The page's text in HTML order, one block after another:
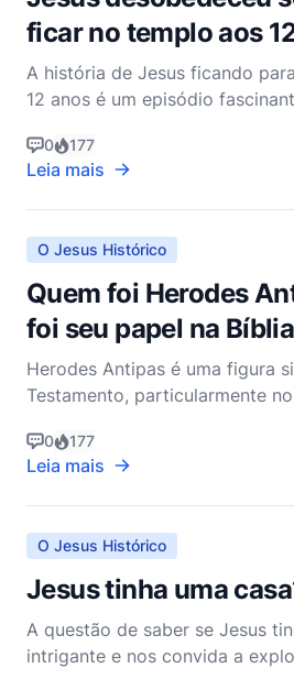
ficar no templo aos
A história de Jesus ficando
12 anos é um episódio
da vida precoce de Jesus e
obediência, autoridade e
encontrado em Lucas 2:41-52,
p
0 177
Leia mais
O Jesus Histórico
Quem foi Herodes
foi seu papel na
Herodes Antipas é uma figura
Testamento, particularmente
durante a vida e ministério de
entender seu papel na Bíblia, é
compreender o pano de fundo
da dinast
0 177
Leia mais
O Jesus Histórico
Jesus tinha uma
A questão de saber se Jesus
intrigante e nos convida a